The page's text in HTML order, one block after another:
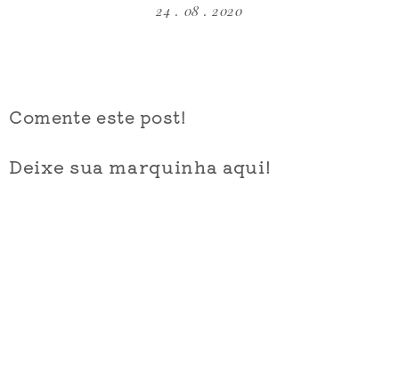
24 . 08 . 2020
Comente este post!
Deixe sua marquinha aqui!